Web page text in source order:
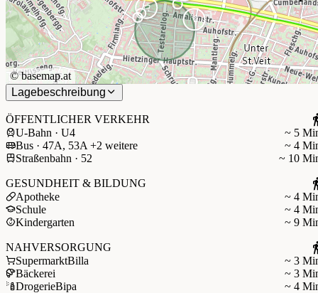
©basemap.at
Lagebeschreibung
ÖFFENTLICHER VERKEHR
U-Bahn · U4
~ 5
Bus · 47A, 53A +2 weitere
~ 4
Straßenbahn · 52
~ 10
GESUNDHEIT & BILDUNG
Apotheke
~ 4
Schule
~ 4
Kindergarten
~ 9
NAHVERSORGUNG
SupermarktBilla
~ 3
Bäckerei
~ 3
DrogerieBipa
~ 4